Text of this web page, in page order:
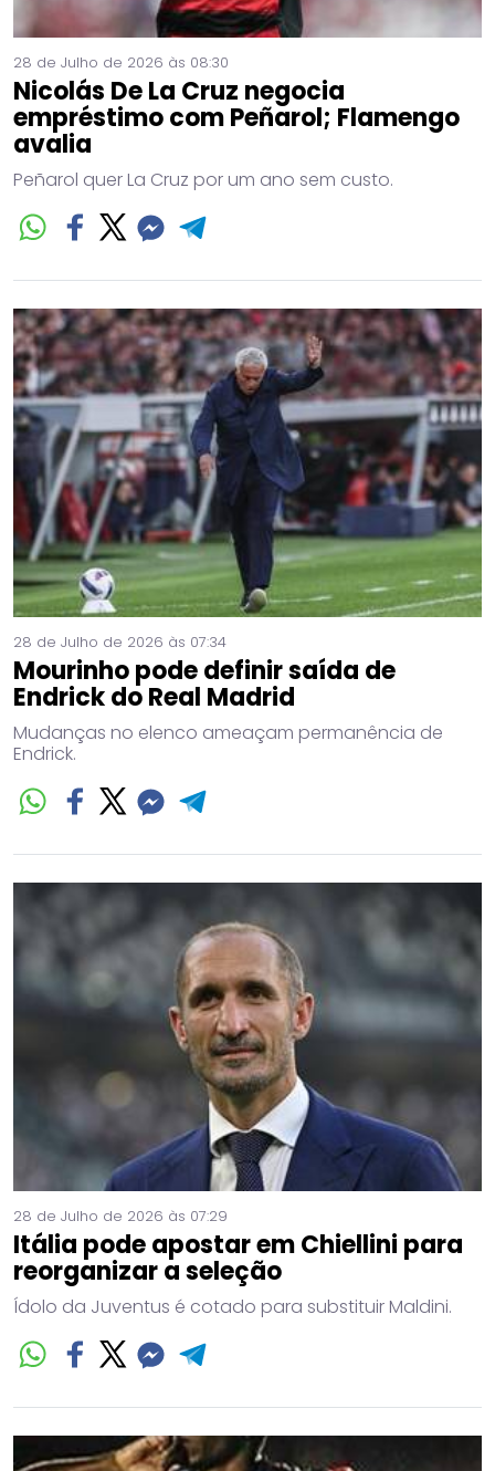
28 de Julho de 2026 às 08:30
Nicolás De La Cruz negocia
empréstimo com Peñarol; Flamengo
avalia
Peñarol quer La Cruz por um ano sem custo.
28 de Julho de 2026 às 07:34
Mourinho pode definir saída de
Endrick do Real Madrid
Mudanças no elenco ameaçam permanência de
Endrick.
28 de Julho de 2026 às 07:29
Itália pode apostar em Chiellini para
reorganizar a seleção
Ídolo da Juventus é cotado para substituir Maldini.